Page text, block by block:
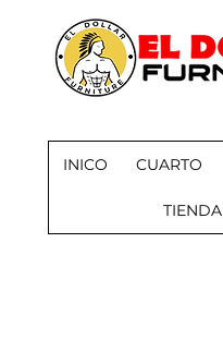
INICO CUARTO
TIENDA